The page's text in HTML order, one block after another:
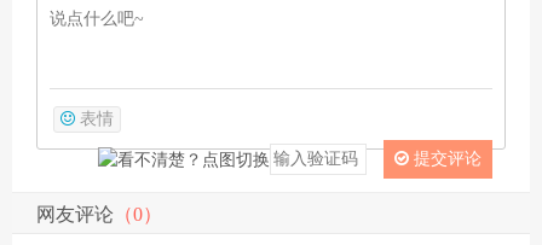
表情
提交评论
网友评论 （0）